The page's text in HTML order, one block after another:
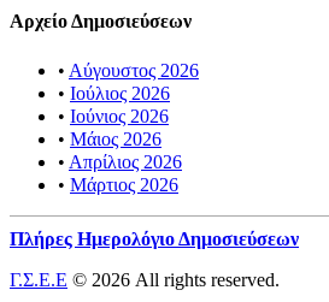
Αρχείο Δημοσιεύσεων
• Αύγουστος 2026
• Ιούλιος 2026
• Ιούνιος 2026
• Μάιος 2026
• Απρίλιος 2026
• Μάρτιος 2026
Πλήρες Ημερολόγιο Δημοσιεύσεων
Γ.Σ.Ε.Ε © 2026 All rights reserved.